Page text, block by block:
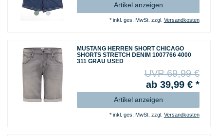
Artikel anzeigen
* inkl. ges. MwSt. zzgl. Versandkosten
MUSTANG HERREN SHORT CHICAGO
SHORTS STRETCH DENIM 1007766 4000
311 GRAU USED
UVP 69,99 €
ab 39,99 € *
Artikel anzeigen
* inkl. ges. MwSt. zzgl. Versandkosten